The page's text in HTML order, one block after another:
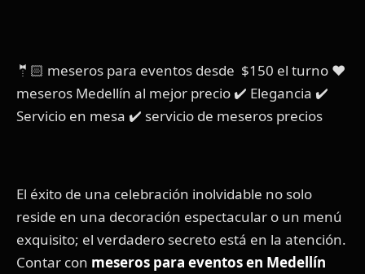
🤵🏻 meseros para eventos desde $150 el turno ❤️
meseros Medellín al mejor precio ✔️ Elegancia ✔️
Servicio en mesa ✔️ servicio de meseros precios
El éxito de una celebración inolvidable no solo
reside en una decoración espectacular o un menú
exquisito; el verdadero secreto está en la atención.
Contar con meseros para eventos en Medellín